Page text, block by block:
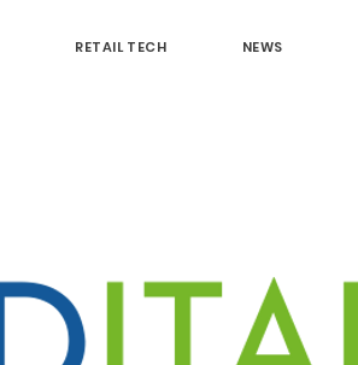
RETAIL TECH NEWS